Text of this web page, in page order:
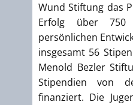
Wund Stiftung das
Erfolg über
persönlichen
insgesamt 56
Menold Bezler
Stipendien von
finanziert. Die